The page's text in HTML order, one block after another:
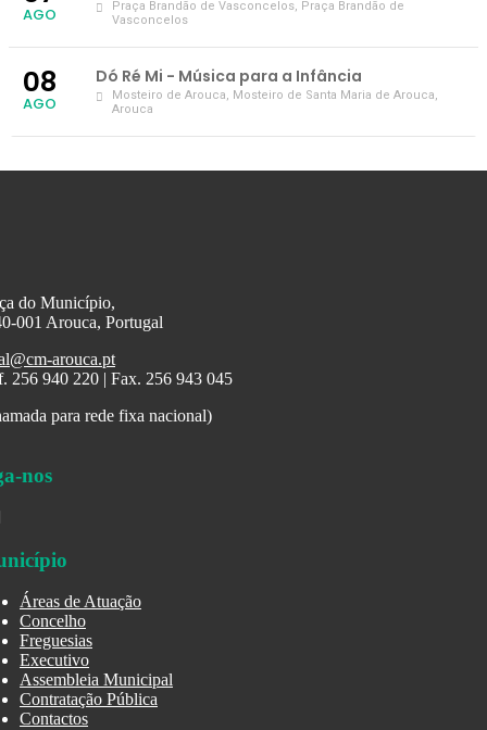
AGO Praça Brandão de Vasconcelos, Praça Brandão de
Vasconcelos
08
AGO
Dó Ré Mi - Música para a Infância
Mosteiro de Arouca, Mosteiro de Santa Maria de Arouca,
Arouca
do Município,
001 Arouca, Portugal
arouca.pt
256 940 220 | Fax. 256 943 045
para rede fixa nacional)
nos
Áreas de Atuação
Concelho
Freguesias
Executivo
Assembleia Municipal
Contratação Pública
Contactos